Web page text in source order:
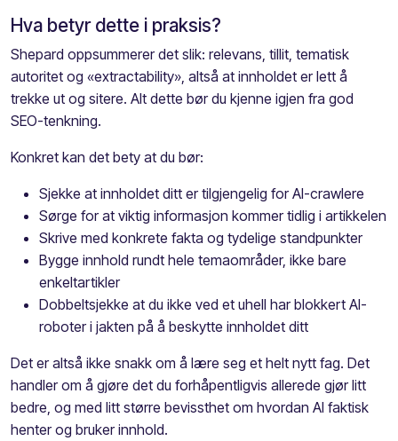
Hva betyr dette i praksis?
Shepard oppsummerer det slik: relevans, tillit, tematisk
autoritet og «extractability», altså at innholdet er lett å
trekke ut og sitere. Alt dette bør du kjenne igjen fra god
SEO-tenkning.
Konkret kan det bety at du bør:
Sjekke at innholdet ditt er tilgjengelig for AI-crawlere
Sørge for at viktig informasjon kommer tidlig i artikkelen
Skrive med konkrete fakta og tydelige standpunkter
Bygge innhold rundt hele temaområder, ikke bare
enkeltartikler
Dobbeltsjekke at du ikke ved et uhell har blokkert AI-
roboter i jakten på å beskytte innholdet ditt
Det er altså ikke snakk om å lære seg et helt nytt fag. Det
handler om å gjøre det du forhåpentligvis allerede gjør litt
bedre, og med litt større bevissthet om hvordan AI faktisk
henter og bruker innhold.